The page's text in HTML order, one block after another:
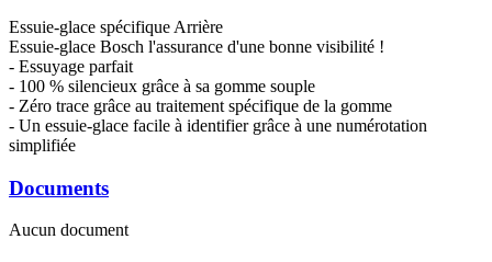
Essuie-glace spécifique Arrière
Essuie-glace Bosch l'assurance d'une bonne visibilité !
- Essuyage parfait
- 100 % silencieux grâce à sa gomme souple
- Zéro trace grâce au traitement spécifique de la gomme
- Un essuie-glace facile à identifier grâce à une numérotation
simplifiée
Documents
Aucun document